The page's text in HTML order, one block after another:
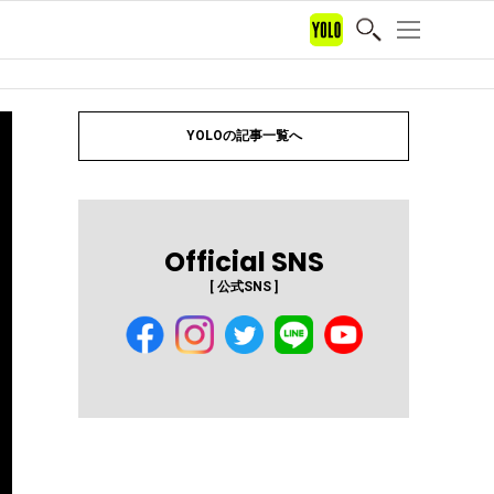
YOLOの記事一覧へ
Official SNS
[ 公式SNS ]